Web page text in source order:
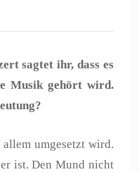
sagtet ihr, dass es
Musik gehört wird.
umgesetzt wird.
ist. Den Mund nicht